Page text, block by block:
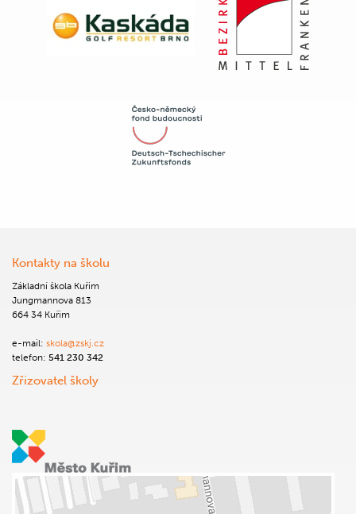
Kontakty na školu
Základní škola Kuřim
Jungmannova 813
664 34 Kuřim
e-mail: skola@zskj.cz
telefon: 541 230 342
Zřizovatel školy